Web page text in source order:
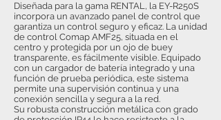
Diseñada para la gama RENTAL, la EY-R250S
incorpora un avanzado panel de control que
garantiza un control seguro y eficaz. La unidad
de control Comap AMF25, situada en el
centro y protegida por un ojo de buey
transparente, es fácilmente visible. Equipado
con un cargador de batería integrado y una
función de prueba periódica, este sistema
permite una supervisión continua y una
conexión sencilla y segura a la red.
Su robusta construcción metálica con grado